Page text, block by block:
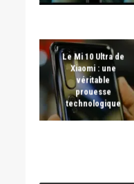
Le Mi 10 Ultra de
Xiaomi : une
véritable
prouesse
technologique